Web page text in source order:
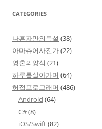
CATEGORIES
나혼자만의독설 (38)
아마츄어사진가(22)
영혼의양식 (21)
하루를살아가며 (64)
허접프로그래머 (486)
Android (64)
C#(8)
iOS/Swift(82)